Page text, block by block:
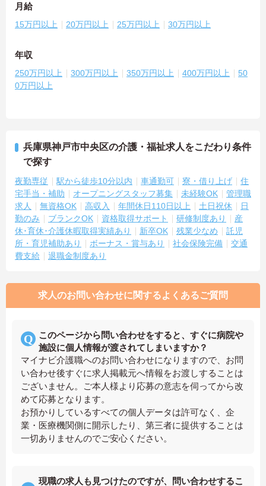
月給
15万円以上 20万円以上 25万円以上 30万円以上
年収
250万円以上 300万円以上 350万円以上 400万円以上
50
0万円以上
兵庫県神戸市中央区の介護・福祉求人をこだわり条件
で探す
夜勤専従 駅から徒歩10分以内 車通勤可 寮・借り上げ
住
宅手当・補助
オープニングスタッフ募集 未経験OK
管理職
求人
無資格OK 高収入 年間休日110日以上 土日祝休
日
勤のみ
ブランクOK 資格取得サポート 研修制度あり
産
休･育休･介護休暇取得実績あり
新卒OK 残業少なめ
託児
所・育児補助あり
ボーナス・賞与あり 社会保険完備
交通
費支給
退職金制度あり
求人のお問い合わせに関するよくあるご質問
このページから問い合わせをすると、すぐに病院や
施設に個人情報が渡されてしまいますか？
マイナビ介護職へのお問い合わせになりますので、お問
い合わせ後すぐに求人掲載元へ情報をお渡しすることは
ございません。ご本人様より応募の意志を伺ってから改
めて応募となります。
お預かりしているすべての個人データは許可なく、企
業・医療機関側に開示したり、第三者に提供することは
一切ありませんのでご安心ください。
現職の求人も見つけたのですが、問い合わせするこ